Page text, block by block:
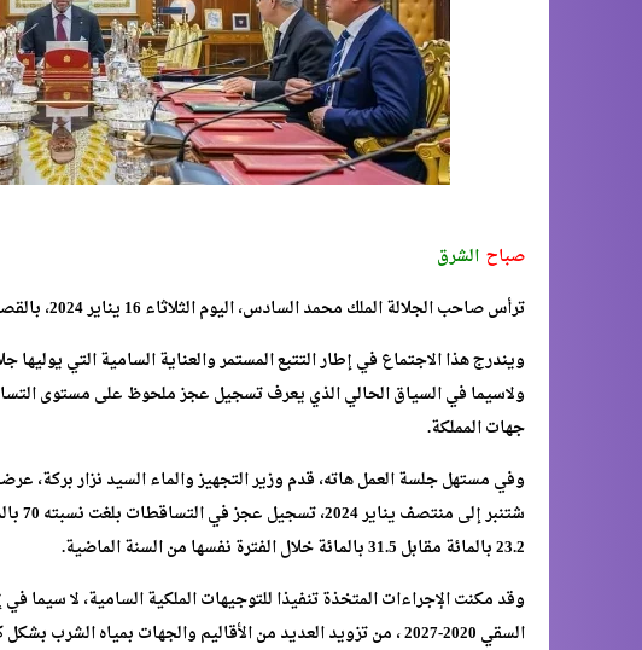
صباح الشرق
ترأس صاحب الجلالة الملك محمد السادس، اليوم الثلاثاء 16 يناير 2024، بالقصر الملكي بالرباط، جلسة عمل خصصت لإشكالية الماء.
ويندرج هذا الاجتماع في إطار التتبع المستمر والعناية السامية التي يوليها
ولاسيما في السياق الحالي الذي يعرف تسجيل عجز ملحوظ على مستوى
جهات المملكة.
وفي مستهل جلسة العمل هاته، قدم وزير التجهيز والماء السيد نزار بركة،
23.2 بالمائة مقابل 31.5 بالمائة خلال الفترة نفسها من السنة الماضية.
وقد مكنت الإجراءات المتخذة تنفيذا للتوجيهات الملكية السامية، لا سيما
السقي 2020-2027 ، من تزويد العديد من الأقاليم والجهات بمياه